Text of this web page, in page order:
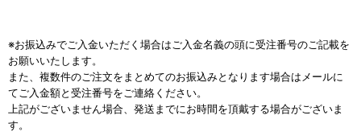
※お振込みでご入金いただく場合はご入金名義の頭に受注番号のご記載を
お願いいたします。
また、複数件のご注文をまとめてのお振込みとなります場合はメールに
てご入金額と受注番号をご連絡ください。
上記がございません場合、発送までにお時間を頂戴する場合がございま
す。